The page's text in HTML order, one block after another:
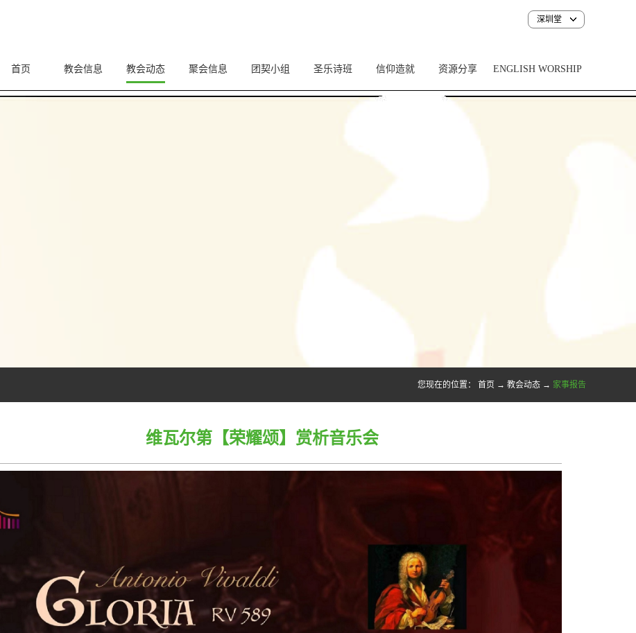
深圳堂
首页 教会信息 教会动态 聚会信息 团契小组 圣乐诗班 信仰造就 资源分享 ENGLISH WORSHIP
您现在的位置： 首页 → 教会动态 → 家事报告
维瓦尔第【荣耀颂】赏析音乐会